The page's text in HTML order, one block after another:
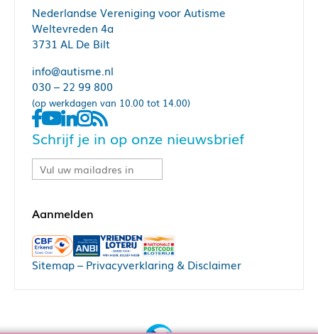
Nederlandse Vereniging voor Autisme
Weltevreden 4a
3731 AL De Bilt
info@autisme.nl
030 – 22 99 800
(op werkdagen van 10.00 tot 14.00)
Schrijf je in op onze nieuwsbrief
Sitemap– Privacyverklaring & Disclaimer